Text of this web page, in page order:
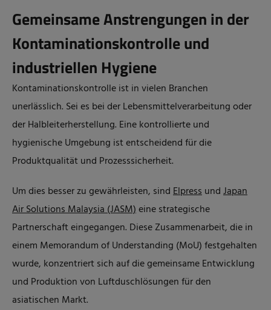
Gemeinsame Anstrengungen in der
Kontaminationskontrolle und
industriellen Hygiene
Kontaminationskontrolle ist in vielen Branchen
unerlässlich. Sei es bei der Lebensmittelverarbeitung oder
der Halbleiterherstellung. Eine kontrollierte und
hygienische Umgebung ist entscheidend für die
Produktqualität und Prozesssicherheit.
Um dies besser zu gewährleisten, sindElpressundJapan
Air Solutions Malaysia (JASM)eine strategische
Partnerschaft eingegangen. Diese Zusammenarbeit, die in
einem Memorandum of Understanding (MoU) festgehalten
wurde, konzentriert sich auf die gemeinsame Entwicklung
und Produktion von Luftduschlösungen für den
asiatischen Markt.